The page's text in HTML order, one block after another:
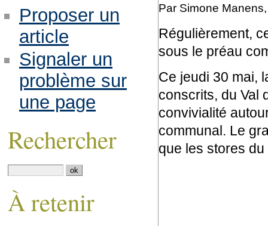
Par Simone
Régulièrement,
sous le préau
Ce jeudi 30 mai,
conscrits, du Val
convivialité
communal. Le
que les stores
Proposer un
article
Signaler un
problème sur
une page
Rechercher
À retenir